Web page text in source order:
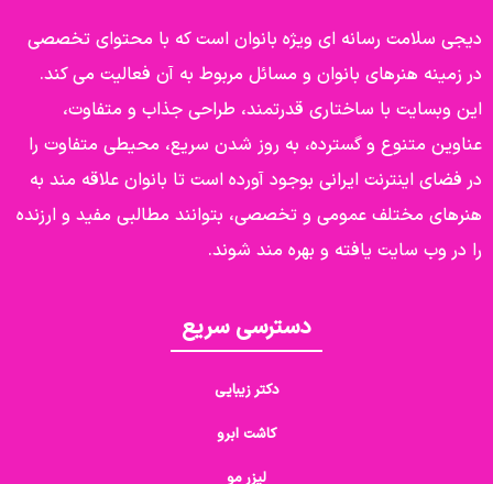
دیجی سلامت رسانه ای ویژه بانوان است که با محتوای تخصصی
در زمینه هنرهای بانوان و مسائل مربوط به آن فعالیت می کند.
این وبسایت با ساختاری قدرتمند، طراحی جذاب و متفاوت،
عناوین متنوع و گسترده، به روز شدن سریع، محیطی متفاوت را
در فضای اینترنت ایرانی بوجود آورده است تا بانوان علاقه مند به
هنرهای مختلف عمومی و تخصصی، بتوانند مطالبی مفید و ارزنده
را در وب سایت یافته و بهره مند شوند.
دسترسی سریع
دکتر زیبایی
کاشت ابرو
لیزر مو